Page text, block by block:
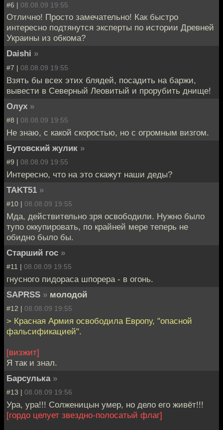
#6 | 08.08.09 19:55
Отлично! Просто замечательно! Как быстро
интересно подтянутся эксперты по истории Древней
Украины из обкома?
Daishi »
#7 | 08.08.09 19:55
Взять бы всех этих блядей, посадить на баржи,
вывести в Северный Леовитый и прорубить днище!
Олух »
#8 | 08.08.09 19:55
Не знаю, с какой скоростью, но с огромным визгом.
Бутовский жулик »
#9 | 08.08.09 19:55
Интересно, что на это скажут наши деды?
TAKT51 »
#10 | 08.08.09 19:55
Мда, действительно зря освободили. Нужно было
тупо оккупировать, по крайней мере теперь не
обидно было бы.
Старший гос »
#11 | 08.08.09 19:55
гнусного пидораса шпорера - в огонь.
SAPRSS » молодой
#12 | 08.08.09 19:55
> Красная Армия освободила Европу, "опасной
фальсификацией".
[визжит]
Я так и знал.
Барсулька »
#13 | 08.08.09 19:56
Ура, ура!!! Солженицын умер, но дело его живёт!!!
[гордо целует звездно-полосатый флаг]